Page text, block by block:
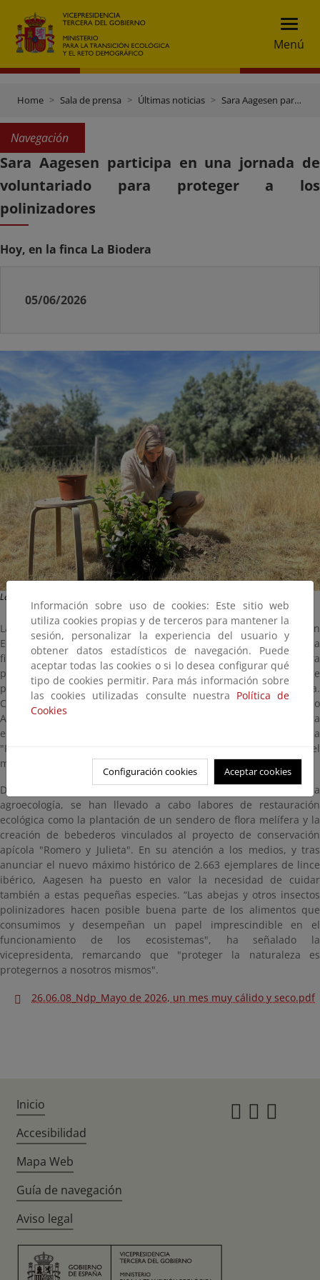
Menú
Home Sala de prensa Últimas noticias Sara Aagesen participa en una jornada de voluntariado para proteger a los polinizadores
Navegación
Sara Aagesen participa en una jornada de
voluntariado para proteger a los
polinizadores
Hoy, en la finca La Biodera
05/06/2026
La vicepresidenta Sara Aagesen plantando un madroño durante la jornada.
La vicepresidenta del Gobierno y ministra para la Transición
Ecológica y el Reto Demográfico, Sara Aagesen, ha visitado hoy la
finca La Biodera, en Cabanillas de la Sierra (Madrid), para
participar en una jornada de voluntariado y aprendizaje sobre
polinizadores organizada junto a Amigas de la Tierra.
Coincidiendo con la celebración del Día Mundial del Medio
Ambiente y el Año Internacional de las Personas Voluntarias para
el Desarrollo Sostenible, esta iniciativa se enmarca en el programa
"Formación fuera del aula" impulsado por la Subsecretaría del
ministerio.
Durante la actividad, dedicada a la educación ambiental y la
agroecología, se han llevado a cabo labores de restauración
ecológica como la plantación de un sendero de flora melífera y la
creación de bebederos vinculados al proyecto de conservación
apícola "Romero y Julieta". En su atención a los medios, y tras
anunciar el nuevo máximo histórico de 2.663 ejemplares de lince
ibérico, Aagesen ha puesto en valor la necesidad de cuidar
también a estas pequeñas especies. “Las abejas y otros insectos
polinizadores hacen posible buena parte de los alimentos que
consumimos y desempeñan un papel imprescindible en el
funcionamiento de los ecosistemas", ha señalado la
vicepresidenta, remarcando que "proteger la naturaleza es
protegernos a nosotros mismos".
26.06.08_Ndp_Mayo de 2026, un mes muy cálido y seco.pdf
Información sobre uso de cookies: Este sitio web
utiliza cookies propias y de terceros para mantener la
sesión, personalizar la experiencia del usuario y
obtener datos estadísticos de navegación. Puede
aceptar todas las cookies o si lo desea configurar qué
tipo de cookies permitir. Para más información sobre
las cookies utilizadas consulte nuestra Política de
Cookies
Configuración cookies Aceptar cookies
Inicio
Accesibilidad
Mapa Web
Guía de navegación
Aviso legal